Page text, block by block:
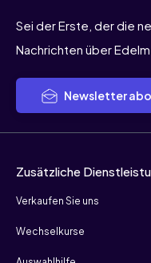
Sei der Erste, der die
Nachrichten über
Newsletter
Zusätzliche
Verkaufen Sie uns
Wechselkurse